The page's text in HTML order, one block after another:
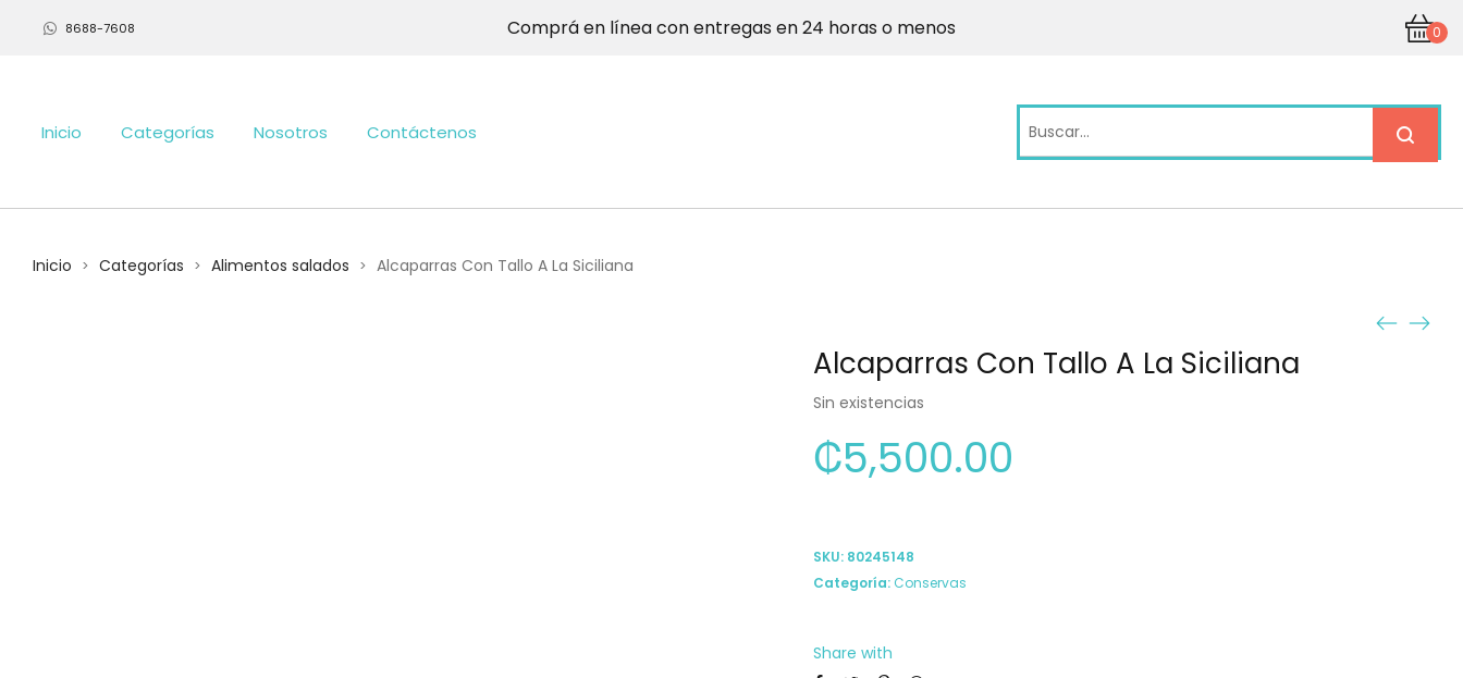
8688-7608 Comprá en línea con entregas en 24 horas o menos 0
Inicio Categorías Nosotros Contáctenos
Inicio > Categorías > Alimentos salados > Alcaparras Con Tallo A La Siciliana
Alcaparras Con Tallo A La Siciliana
Sin existencias
₡5,500.00
SKU: 80245148
Categoría: Conservas
Share with